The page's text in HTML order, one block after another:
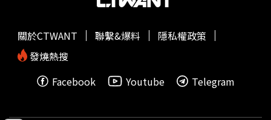
關於CTWANT 聯繫&爆料
隱私權政策
發燒熱搜
Facebook
Youtube Telegram